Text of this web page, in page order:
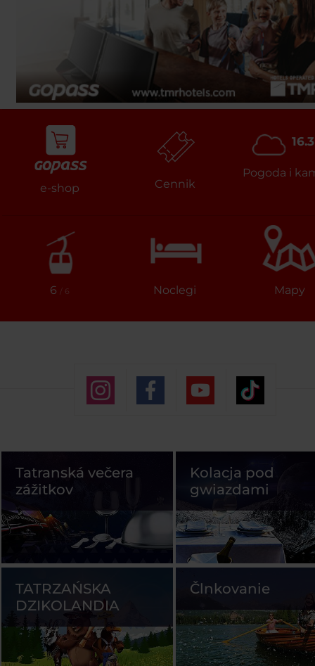
e-shop Cennik
16.3
Pogoda i
6 / 6 Noclegi Mapy
Tatranská večera
zážitkov
Kolacja pod
gwiazdami
TATRZAŃSKA
DZIKOLANDIA
Člnkovanie